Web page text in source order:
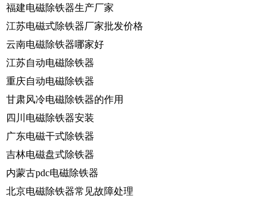
福建电磁除铁器生产厂家
江苏电磁式除铁器厂家批发价格
云南电磁除铁器哪家好
江苏自动电磁除铁器
重庆自动电磁除铁器
甘肃风冷电磁除铁器的作用
四川电磁除铁器安装
广东电磁干式除铁器
吉林电磁盘式除铁器
内蒙古pdc电磁除铁器
北京电磁除铁器常见故障处理